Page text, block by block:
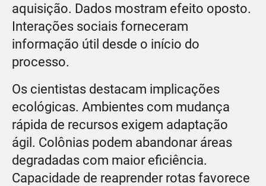
aquisição. Dados mostram efeito oposto.
Interações sociais forneceram
informação útil desde o início do
processo.
Os cientistas destacam implicações
ecológicas. Ambientes com mudança
rápida de recursos exigem adaptação
ágil. Colônias podem abandonar áreas
degradadas com maior eficiência.
Capacidade de reaprender rotas favorece